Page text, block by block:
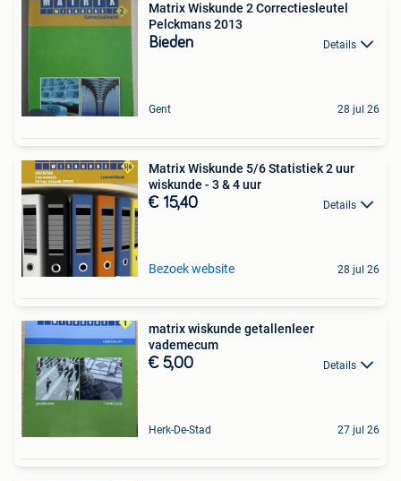
Matrix Wiskunde 2 Correctiesleutel
Pelckmans 2013
Bieden Details
Gent 28 jul 26
Matrix Wiskunde 5/6 Statistiek 2 uur
wiskunde - 3 & 4 uur
€ 15,40 Details
Bezoek website 28 jul 26
matrix wiskunde getallenleer
vademecum
€ 5,00 Details
Herk-De-Stad 27 jul 26